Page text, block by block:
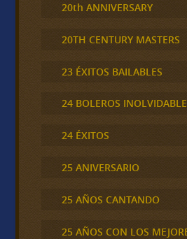
20th ANNIVERSARY
20TH CENTURY MASTERS
23 ÉXITOS BAILABLES
24 BOLEROS
24 ÉXITOS
25 ANIVERSARIO
25 AÑOS CANTANDO
25 AÑOS CON LOS